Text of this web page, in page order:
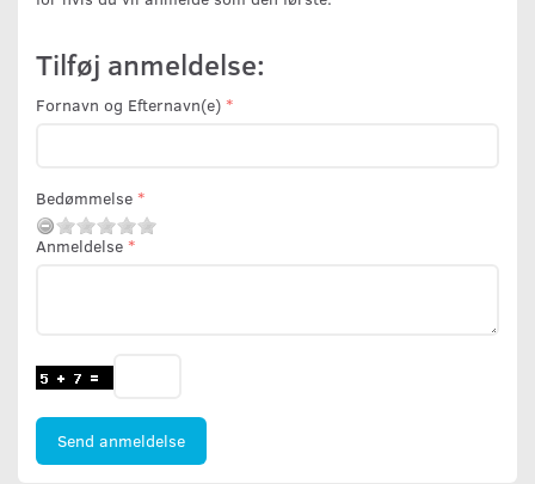
Tilføj anmeldelse:
Fornavn og Efternavn(e)
Bedømmelse
Anmeldelse
Send anmeldelse